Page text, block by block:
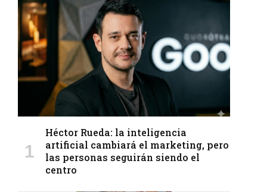
Héctor Rueda: la inteligencia
artificial cambiará el marketing, pero
las personas seguirán siendo el
centro